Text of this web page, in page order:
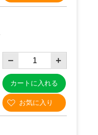
(4)ICM69 マゼンタ
カートに入れる